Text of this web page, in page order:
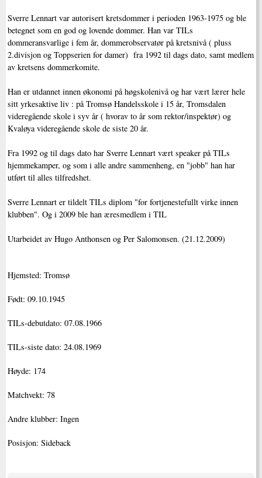
Sverre Lennart var autorisert kretsdommer i perioden 1963-1975 og ble
betegnet som en god og lovende dommer. Han var TILs
dommeransvarlige i fem år, dommerobservatør på kretsnivå ( pluss
2.divisjon og Toppserien for damer) fra 1992 til dags dato, samt medlem
av kretsens dommerkomite.
Han er utdannet innen økonomi på høgskolenivå og har vært lærer hele
sitt yrkesaktive liv : på Tromsø Handelsskole i 15 år, Tromsdalen
videregående skole i syv år ( hvorav to år som rektor/inspektør) og
Kvaløya videregående skole de siste 20 år.
Fra 1992 og til dags dato har Sverre Lennart vært speaker på TILs
hjemmekamper, og som i alle andre sammenheng, en "jobb" han har
utført til alles tilfredshet.
Sverre Lennart er tildelt TILs diplom "for fortjenestefullt virke innen
klubben". Og i 2009 ble han æresmedlem i TIL
Utarbeidet av Hugo Anthonsen og Per Salomonsen. (21.12.2009)
Hjemsted: Tromsø
Født: 09.10.1945
TILs-debutdato: 07.08.1966
TILs-siste dato: 24.08.1969
Høyde: 174
Matchvekt: 78
Andre klubber: Ingen
Posisjon: Sideback